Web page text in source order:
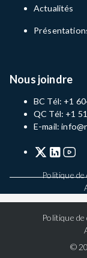
Actualités
Nous joindre
BC Tél: +1
QC Tél: +1
E-mail:
Politique
Politique
©